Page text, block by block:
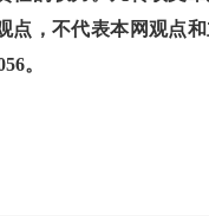
点，不代表本网观点
。